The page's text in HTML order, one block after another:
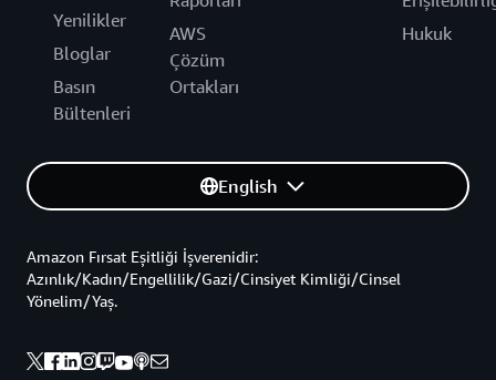
Yenilikler
Bloglar
Basın
Bültenleri
AWS
Çözüm
Ortakları
Hukuk
English
Amazon Fırsat Eşitliği İşverenidir:
Azınlık/Kadın/Engellilik/Gazi/Cinsiyet Kimliği/Cinsel
Yönelim/Yaş.